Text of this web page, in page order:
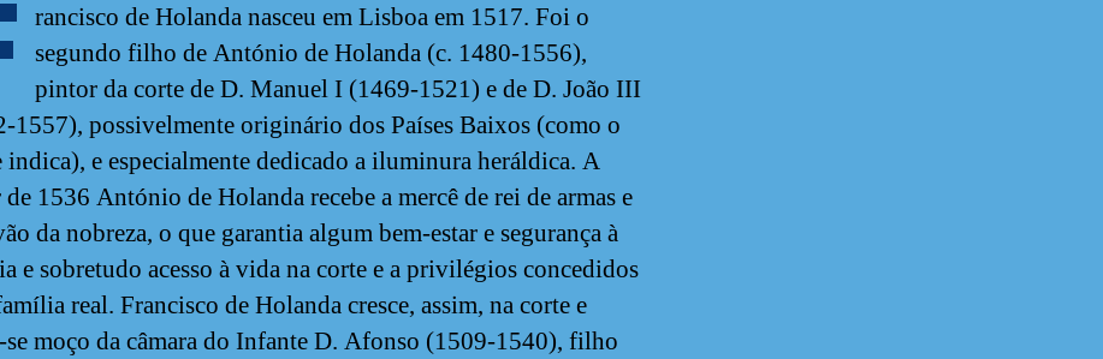
rancisco de Holanda nasceu em Lisboa em 1517. Foi o
segundo filho de António de Holanda (c. 1480-1556),
pintor da corte de D. Manuel I (1469-1521) e de D. João III
1557), possivelmente originário dos Países Baixos (como o
indica), e especialmente dedicado a iluminura heráldica. A
1536 António de Holanda recebe a mercê de rei de armas e
da nobreza, o que garantia algum bem-estar e segurança à
e sobretudo acesso à vida na corte e a privilégios concedidos
real. Francisco de Holanda cresce, assim, na corte e
moço da câmara do Infante D. Afonso (1509-1540), filho